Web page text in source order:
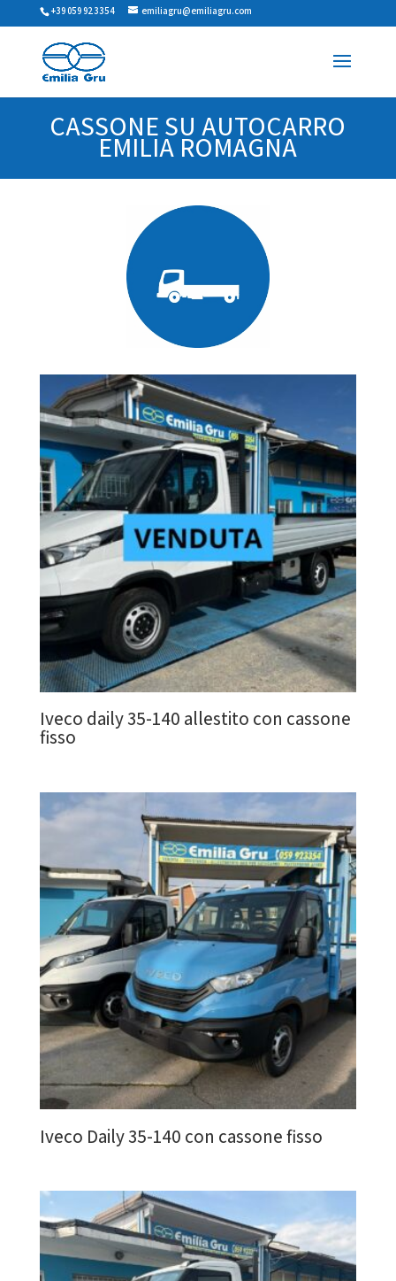
+39 059 923354 emiliagru@emiliagru.com
CASSONE SU AUTOCARRO
EMILIA ROMAGNA
Iveco daily 35-140 allestito con cassone
fisso
Iveco Daily 35-140 con cassone fisso